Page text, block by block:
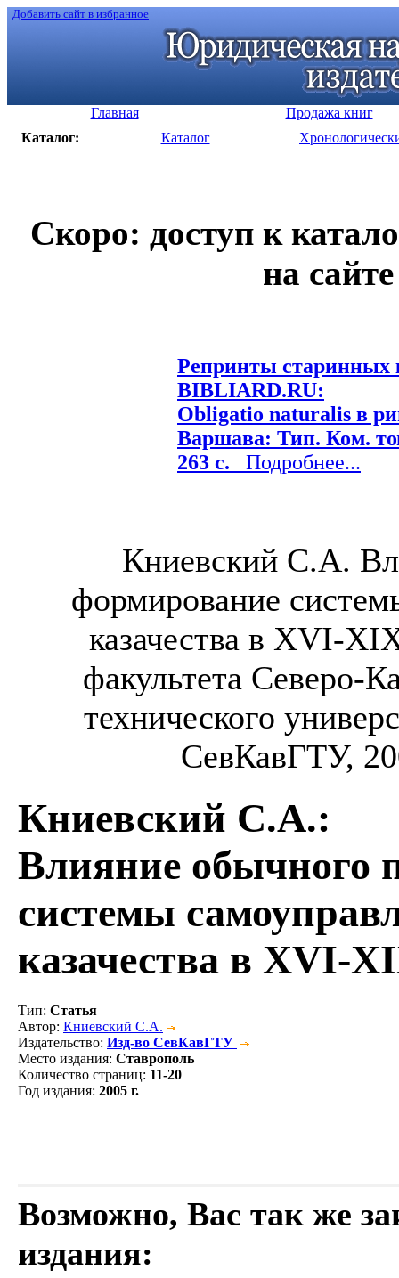
Добавить сайт в избранное
Главная
Продажа книг
Каталог:
Каталог
Скоро: доступ к
на
Репринты старинных
BIBLIARD.RU:
Obligatio naturalis в
Варшава: Тип. Ком.
263 с. Подробнее...
Книевский С.А.
формирование
казачества в XVI-
факультета Северо-
технического
СевКавГТУ,
Книевский С.А.:
Влияние обычного
системы
казачества в XVI-
Тип: Статья
Автор: Книевский С.А.
Издательство: Изд-во СевКавГТУ
Место издания: Ставрополь
Количество страниц: 11-20
Год издания: 2005 г.
Возможно, Вас так же
издания: